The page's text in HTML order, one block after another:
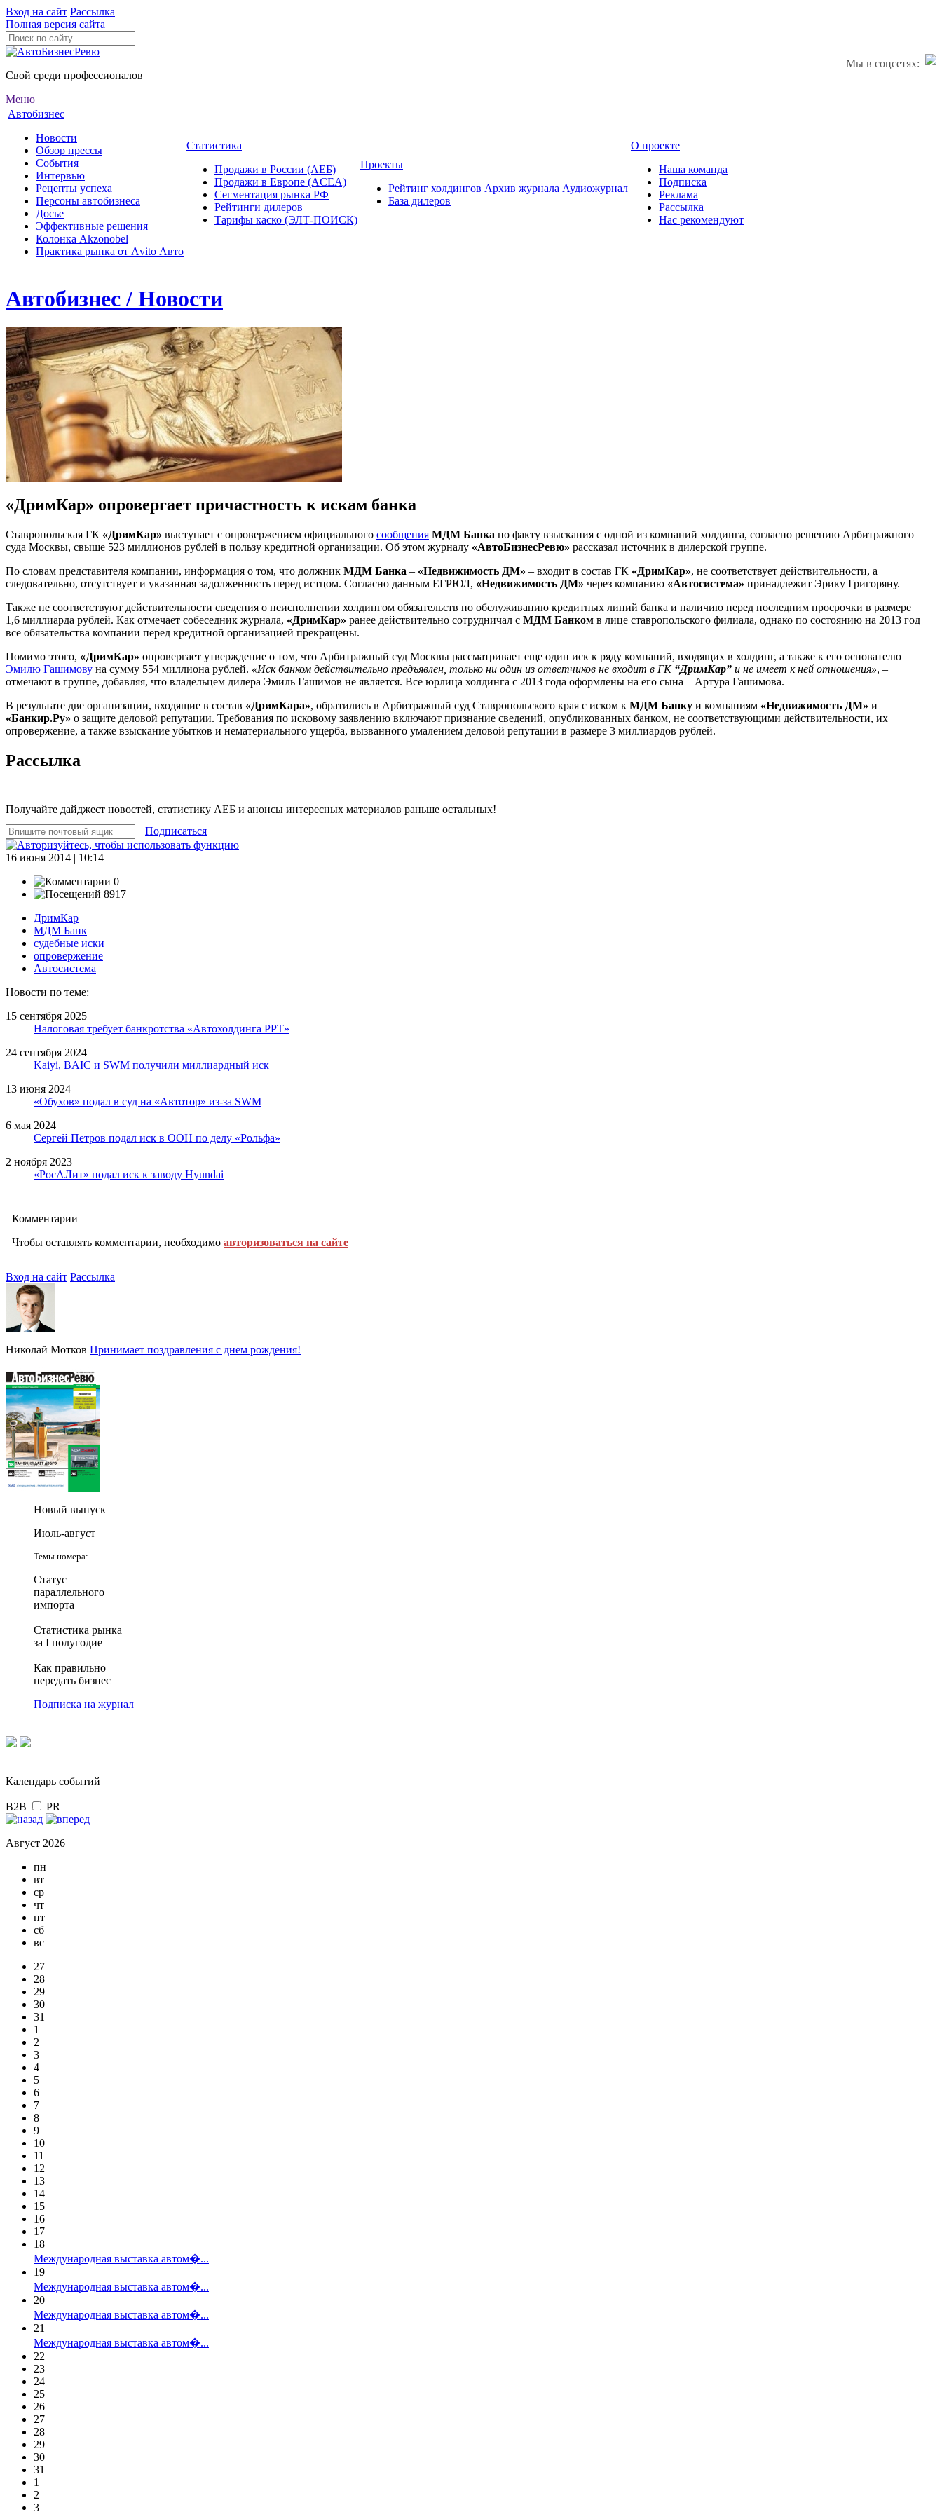
Вход на сайт Рассылка
Полная версия сайта
Мы в соцсетях:
Свой среди профессионалов
Меню
Автобизнес
Новости
Обзор прессы
События
Интервью
Рецепты успеха
Персоны автобизнеса
Досье
Эффективные решения
Колонка Akzonobel
Практика рынка от Аvito Авто
Статистика
Продажи в России (АЕБ)
Продажи в Европе (ACEA)
Сегментация рынка РФ
Рейтинги дилеров
Тарифы каско (ЭЛТ-ПОИСК)
Проекты
Рейтинг холдингов
База дилеров
Архив журнала Аудиожурнал
О проекте
Наша команда
Подписка
Реклама
Рассылка
Нас рекомендуют
Автобизнес / Новости
«ДримКар» опровергает причастность к искам банка
Ставропольская ГК «ДримКар» выступает с опровержением официального сообщения МДМ Банка по факту взыскания с одной из компаний холдинга, согласно решению Арбитражного
суда Москвы, свыше 523 миллионов рублей в пользу кредитной организации. Об этом журналу «АвтоБизнесРевю» рассказал источник в дилерской группе.
По словам представителя компании, информация о том, что должник МДМ Банка – «Недвижимость ДМ» – входит в состав ГК «ДримКар», не соответствует действительности, а
следовательно, отсутствует и указанная задолженность перед истцом. Согласно данным ЕГРЮЛ, «Недвижимость ДМ» через компанию «Автосистема» принадлежит Эрику Григоряну.
Также не соответствуют действительности сведения о неисполнении холдингом обязательств по обслуживанию кредитных линий банка и наличию перед последним просрочки в размере
1,6 миллиарда рублей. Как отмечает собеседник журнала, «ДримКар» ранее действительно сотрудничал с МДМ Банком в лице ставропольского филиала, однако по состоянию на 2013 год
все обязательства компании перед кредитной организацией прекращены.
Помимо этого, «ДримКар» опровергает утверждение о том, что Арбитражный суд Москвы рассматривает еще один иск к ряду компаний, входящих в холдинг, а также к его основателю
Эмилю Гашимову на сумму 554 миллиона рублей. «Иск банком действительно предъявлен, только ни один из ответчиков не входит в ГК “ДримКар” и не имеет к ней отношения», –
отмечают в группе, добавляя, что владельцем дилера Эмиль Гашимов не является. Все юрлица холдинга с 2013 года оформлены на его сына – Артура Гашимова.
В результате две организации, входящие в состав «ДримКара», обратились в Арбитражный суд Ставропольского края с иском к МДМ Банку и компаниям «Недвижимость ДМ» и
«Банкир.Ру» о защите деловой репутации. Требования по исковому заявлению включают признание сведений, опубликованных банком, не соответствующими действительности, их
опровержение, а также взыскание убытков и нематериального ущерба, вызванного умалением деловой репутации в размере 3 миллиардов рублей.
Рассылка
Получайте дайджест новостей, статистику АЕБ и анонсы интересных материалов раньше остальных!
Подписаться
16 июня 2014 | 10:14
0
8917
ДримКар
МДМ Банк
судебные иски
опровержение
Автосистема
Новости по теме:
15 сентября 2025
Налоговая требует банкротства «Автохолдинга РРТ»
24 сентября 2024
Kaiyi, BAIC и SWM получили миллиардный иск
13 июня 2024
«Обухов» подал в суд на «Автотор» из-за SWM
6 мая 2024
Сергей Петров подал иск в ООН по делу «Рольфа»
2 ноября 2023
«РосАЛит» подал иск к заводу Hyundai
Комментарии
Чтобы оставлять комментарии, необходимо авторизоваться на сайте
Вход на сайт Рассылка
Николай Мотков Принимает поздравления с днем рождения!
Новый выпуск
Июль-август
Темы номера:
Статус
параллельного
импорта
Статистика рынка
за I полугодие
Как правильно
передать бизнес
Подписка на журнал
Календарь событий
B2B PR
Август 2026
пн
вт
ср
чт
пт
сб
вс
27
28
29
30
31
1
2
3
4
5
6
7
8
9
10
11
12
13
14
15
16
17
18
Международная выставка автом�...
19
Международная выставка автом�...
20
Международная выставка автом�...
21
Международная выставка автом�...
22
23
24
25
26
27
28
29
30
31
1
2
3